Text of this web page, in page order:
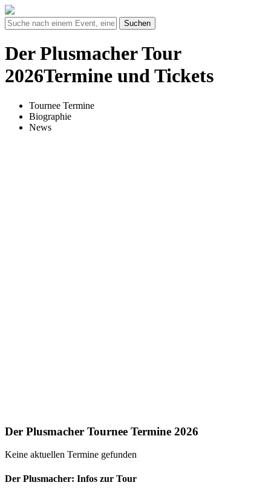
Suchen
Der Plusmacher Tour
2026Termine und Tickets
Tournee Termine
Biographie
News
Der Plusmacher Tournee Termine 2026
Keine aktuellen Termine gefunden
Der Plusmacher: Infos zur Tour